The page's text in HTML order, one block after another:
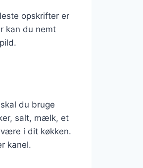
opskrifter er
kan du nemt
du bruge
salt, mælk, et
i dit køkken.
kanel.